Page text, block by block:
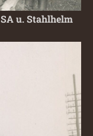
u. Stahlhelm